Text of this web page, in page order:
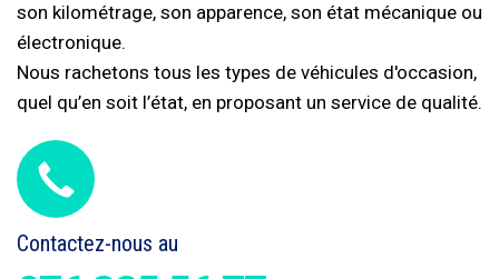
son kilométrage, son apparence, son état mécanique ou
électronique.
Nous rachetons tous les types de véhicules d'occasion,
quel qu’en soit l’état, en proposant un service de qualité.
Contactez-nous au